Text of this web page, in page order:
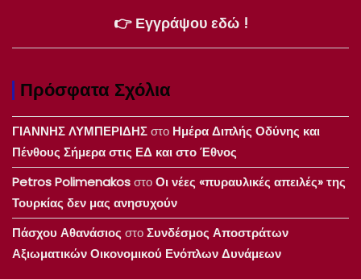
👉 Εγγράψου εδώ !
Πρόσφατα Σχόλια
ΓΙΑΝΝΗΣ ΛΥΜΠΕΡΙΔΗΣστο Ημέρα Διπλής Οδύνης και
Πένθους Σήμερα στις ΕΔ και στο Έθνος
Petros PolimenakosστοΟι νέες «πυραυλικές απειλές» της
Τουρκίας δεν μας ανησυχούν
Πάσχου Αθανάσιος στοΣυνδέσμος Αποστράτων
Αξιωματικών Οικονομικού Ενόπλων Δυνάμεων